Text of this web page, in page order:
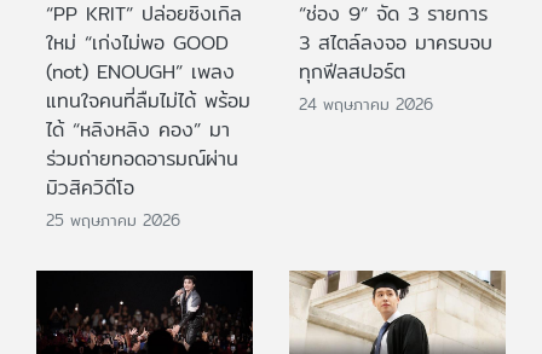
“PP KRIT” ปล่อยซิงเกิล
ใหม่ “เก่งไม่พอ GOOD
(not) ENOUGH” เพลง
แทนใจคนที่ลืมไม่ได้ พร้อม
ได้ “หลิงหลิง คอง” มา
ร่วมถ่ายทอดอารมณ์ผ่าน
มิวสิควิดีโอ
25 พฤษภาคม 2026
“ช่อง 9” จัด 3 รายการ
3 สไตล์ลงจอ มาครบจบ
ทุกฟีลสปอร์ต
24 พฤษภาคม 2026